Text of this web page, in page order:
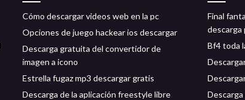
Cómo descargar videos web en la pc
Opciones de juego hackear ios descargar
Descarga gratuita del convertidor de
imagen a icono
Estrella fugaz mp3 descargar gratis
Descarga de la aplicación freestyle libre
Final
descarga
Bf4 toda
Descarga